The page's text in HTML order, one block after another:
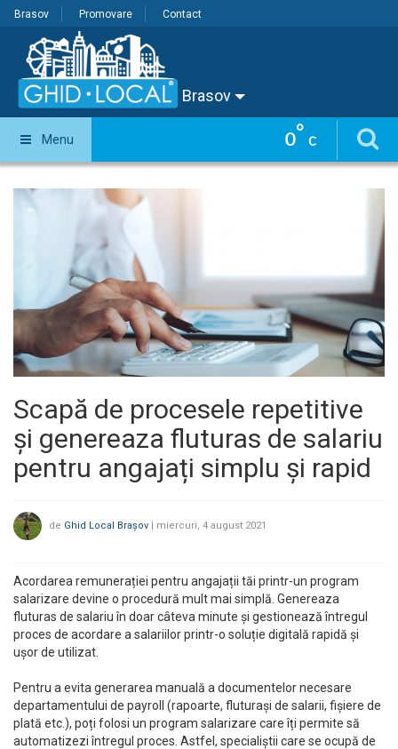
Brasov Promovare Contact
Brasov
0° C
Menu
Scapă de procesele repetitive
și genereaza fluturas de salariu
pentru angajați simplu și rapid
de Ghid Local Brașov | miercuri, 4 august 2021
Acordarea remunerației pentru angajații tăi printr-un program
salarizare devine o procedură mult mai simplă. Genereaza
fluturas de salariu în doar câteva minute și gestionează întregul
proces de acordare a salariilor printr-o soluție digitală rapidă și
ușor de utilizat.
Pentru a evita generarea manuală a documentelor necesare
departamentului de payroll (rapoarte, fluturași de salarii, fișiere de
plată etc.), poți folosi un program salarizare care îți permite să
automatizezi întregul proces. Astfel, specialiștii care se ocupă de